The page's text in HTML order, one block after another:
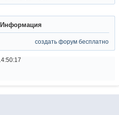
Информация
создать форум бесплатно